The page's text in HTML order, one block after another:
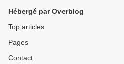
Hébergé par Overblog
Top articles
Pages
Contact